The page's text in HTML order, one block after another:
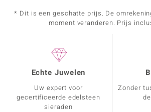
* Dit is een geschatte prijs. De
moment veranderen. Prijs
Echte Juwelen
Uw expert voor
gecertificeerde edelsteen
sieraden
Zonder